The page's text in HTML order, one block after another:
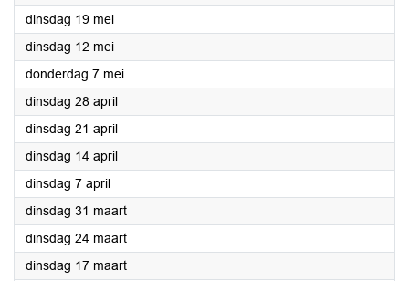
dinsdag 19 mei2026
dinsdag 12 mei2026
donderdag 7 mei2026
dinsdag 28 april2026
dinsdag 21 april2026
dinsdag 14 april2026
dinsdag 7 april2026
dinsdag 31 maart2026
dinsdag 24 maart2026
dinsdag 17 maart2026